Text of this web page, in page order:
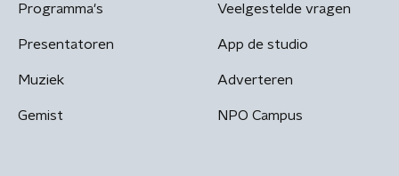
Programma's
Presentatoren
Muziek
Gemist
Veelgestelde vragen
App de studio
Adverteren
NPO Campus